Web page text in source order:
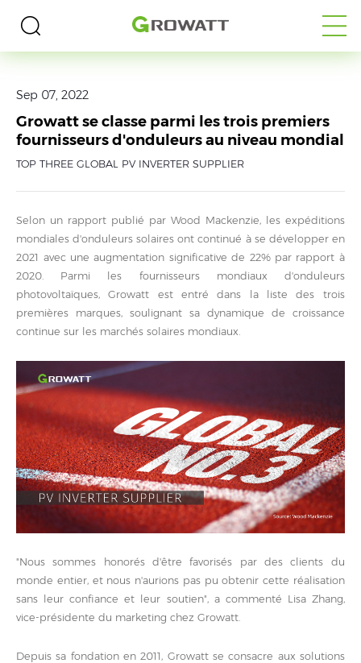
Sep 07, 2022
Growatt se classe parmi les trois premiers
fournisseurs d'onduleurs au niveau mondial
TOP THREE GLOBAL PV INVERTER SUPPLIER
Selon un rapport publié par Wood Mackenzie, les expéditions
mondiales d'onduleurs solaires ont continué à se développer en
2021 avec une augmentation significative de 22% par rapport à
2020. Parmi les fournisseurs mondiaux d'onduleurs
photovoltaïques, Growatt est entré dans la liste des trois
premières marques, soulignant sa dynamique de croissance
continue sur les marchés solaires mondiaux.
"Nous sommes honorés d'être favorisés par des clients du
monde entier, et nous n'aurions pas pu obtenir cette réalisation
sans leur confiance et leur soutien", a commenté Lisa Zhang,
vice-présidente du marketing chez Growatt.
Depuis sa fondation en 2011, Growatt se consacre aux solutions